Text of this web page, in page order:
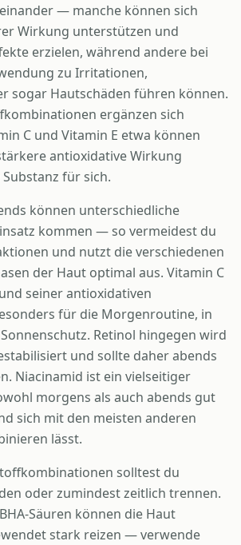
— manche können sich
Wirkung unterstützen und
erzielen, während andere bei
zu Irritationen,
sogar Hautschäden führen können.
ergänzen sich
C und Vitamin E etwa können
antioxidative Wirkung
für sich.
können unterschiedliche
kommen — so vermeidest du
und nutzt die verschiedenen
der Haut optimal aus. Vitamin C
seiner antioxidativen
für die Morgenroutine, in
Retinol hingegen wird
und sollte daher abends
Niacinamid ist ein vielseitiger
morgens als auch abends gut
sich mit den meisten anderen
lässt.
solltest du
oder zumindest zeitlich trennen.
Säuren können die Haut
stark reizen — verwende